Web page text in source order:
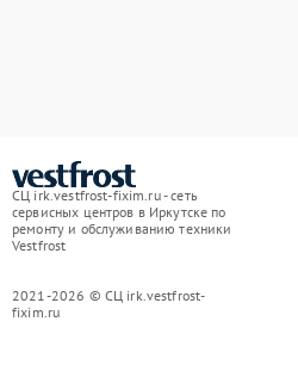
СЦ irk.vestfrost-fixim.ru - сеть
сервисных центров в Иркутске по
ремонту и обслуживанию техники
Vestfrost
2021-2026 © СЦ irk.vestfrost-
fixim.ru